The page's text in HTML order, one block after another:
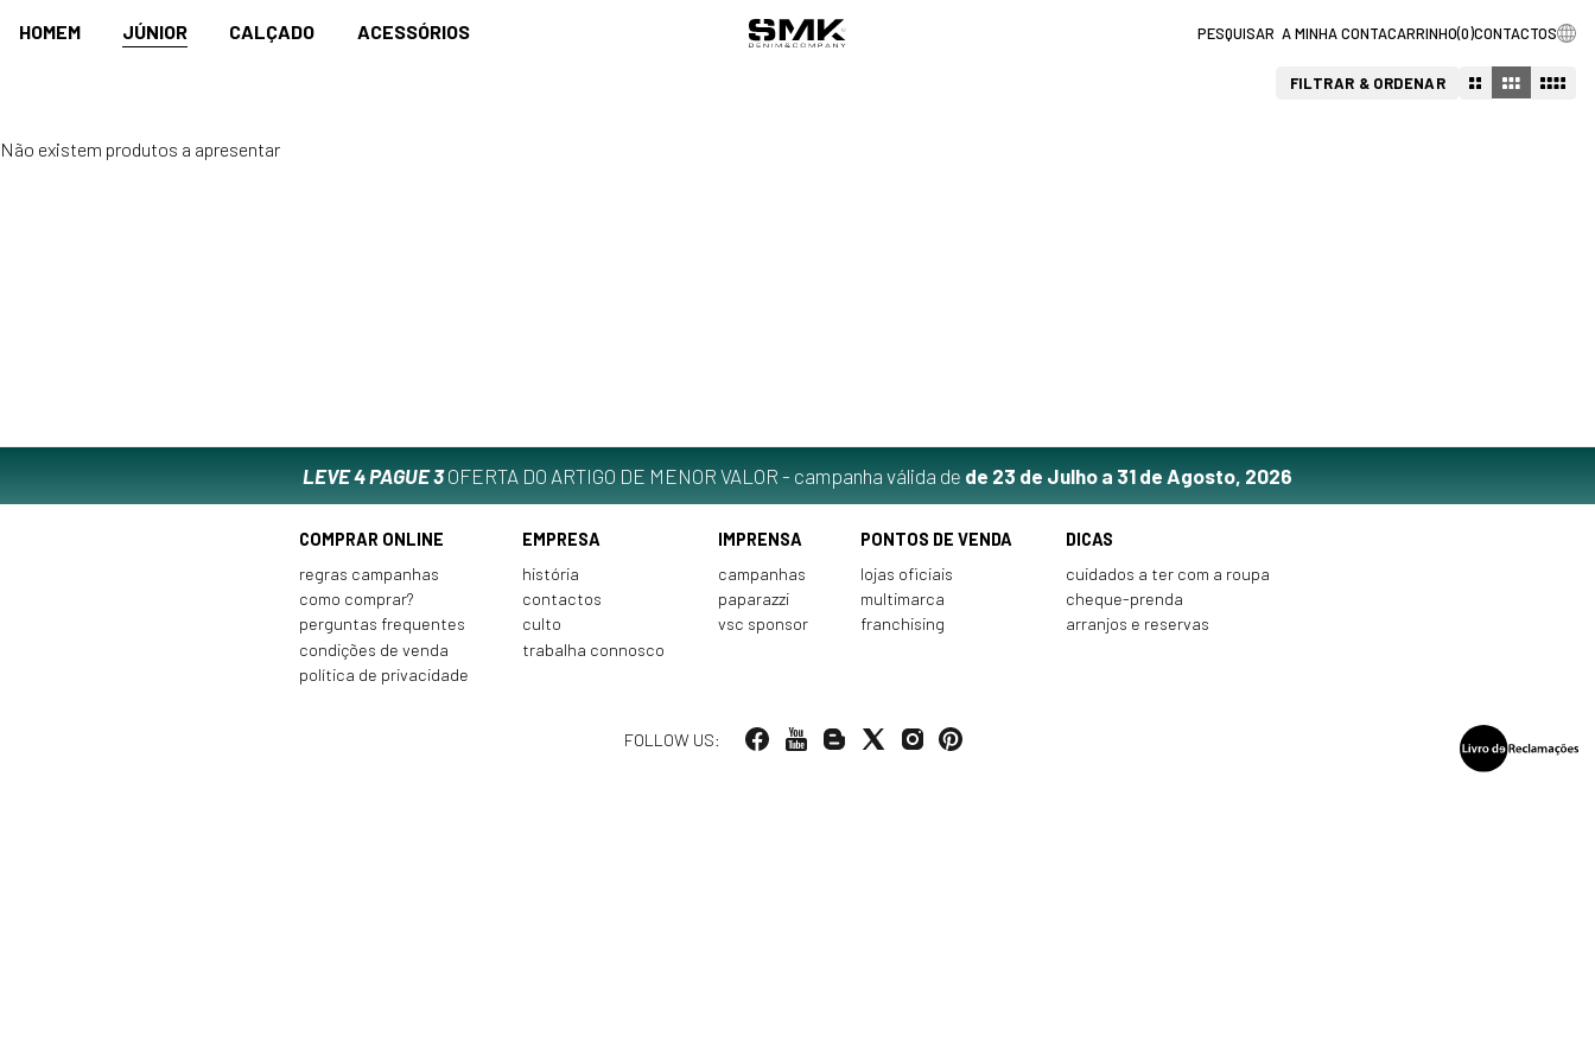
HOMEM JÚNIOR CALÇADO ACESSÓRIOS A MINHA CONTACARRINHO(0)CONTACTOS
FILTRAR & ORDENAR
Não existem produtos a apresentar
LEVE 4 PAGUE 3OFERTA DO ARTIGO DE MENOR VALOR - campanha válida de de 23 de Julho a 31 de Agosto, 2026
COMPRAR ONLINE
regras campanhas
como comprar?
perguntas frequentes
condições de venda
política de privacidade
EMPRESA
história
contactos
culto
trabalha connosco
IMPRENSA
campanhas
paparazzi
vsc sponsor
PONTOS DE VENDA
lojas oficiais
multimarca
franchising
DICAS
cuidados a ter com a roupa
cheque-prenda
arranjos e reservas
FOLLOW US: